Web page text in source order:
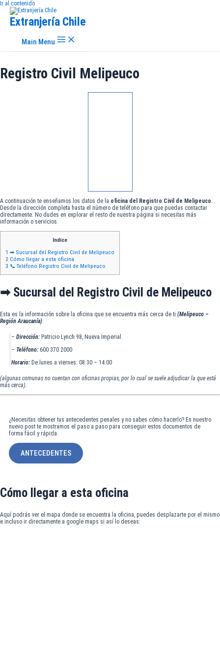
Ir al contenido
Extranjería Chile
Main Menu
Registro Civil Melipeuco
A continuación te enseñamos los datos de la oficina del Registro Civil de Melipeuco
Desde la dirección completa hasta el número de teléfono para que puedas contactar
directamente. No dudes en explorar el resto de nuestra página si necesitas más
información o servicios.
Indice
1 ➡ Sucursal del Registro Civil de Melipeuco
2 Cómo llegar a esta oficina
3 📞 Teléfono Registro Civil de Melipeuco
➡ Sucursal del Registro Civil de Melipeuco
Esta es la información sobre la oficina que se encuentra más cerca de ti (Melipeuco –
Región Araucanía):
– Dirección: Patricio Lynch 98, Nueva Imperial
– Teléfono: 600 370 2000
Horario: De lunes a viernes: 08:30 – 14:00
(algunas comunas no cuentan con oficinas propias, por lo cual se suele adjudicar la que está
más cerca).
¿Necesitas obtener tus antecedentes penales y no sabes cómo hacerlo? En nuestro
nuevo post te mostramos el paso a paso para conseguir estos documentos de
forma fácil y rápida.
ANTECEDENTES
Cómo llegar a esta oficina
Aquí podrás ver el mapa donde se encuentra la oficina, puedes desplazarte por el mismo
e incluso ir directamente a google maps si así lo deseas: